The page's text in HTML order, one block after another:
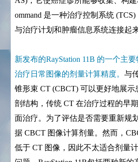
ommand 是一种治疗控制系统
与治疗计划和肿瘤信息系统连接起来
新发布的RayStation 11B 的一个主
治疗日常图像的剂量计算精度。与
锥形束 CT (CBCT) 可以更好地展
剖结构，传统 CT 在治疗过程的早
面治疗。为了评估是否需要重新规
据 CBCT 图像计算剂量。然而，
低于 CT 图像，因此不太适合剂量